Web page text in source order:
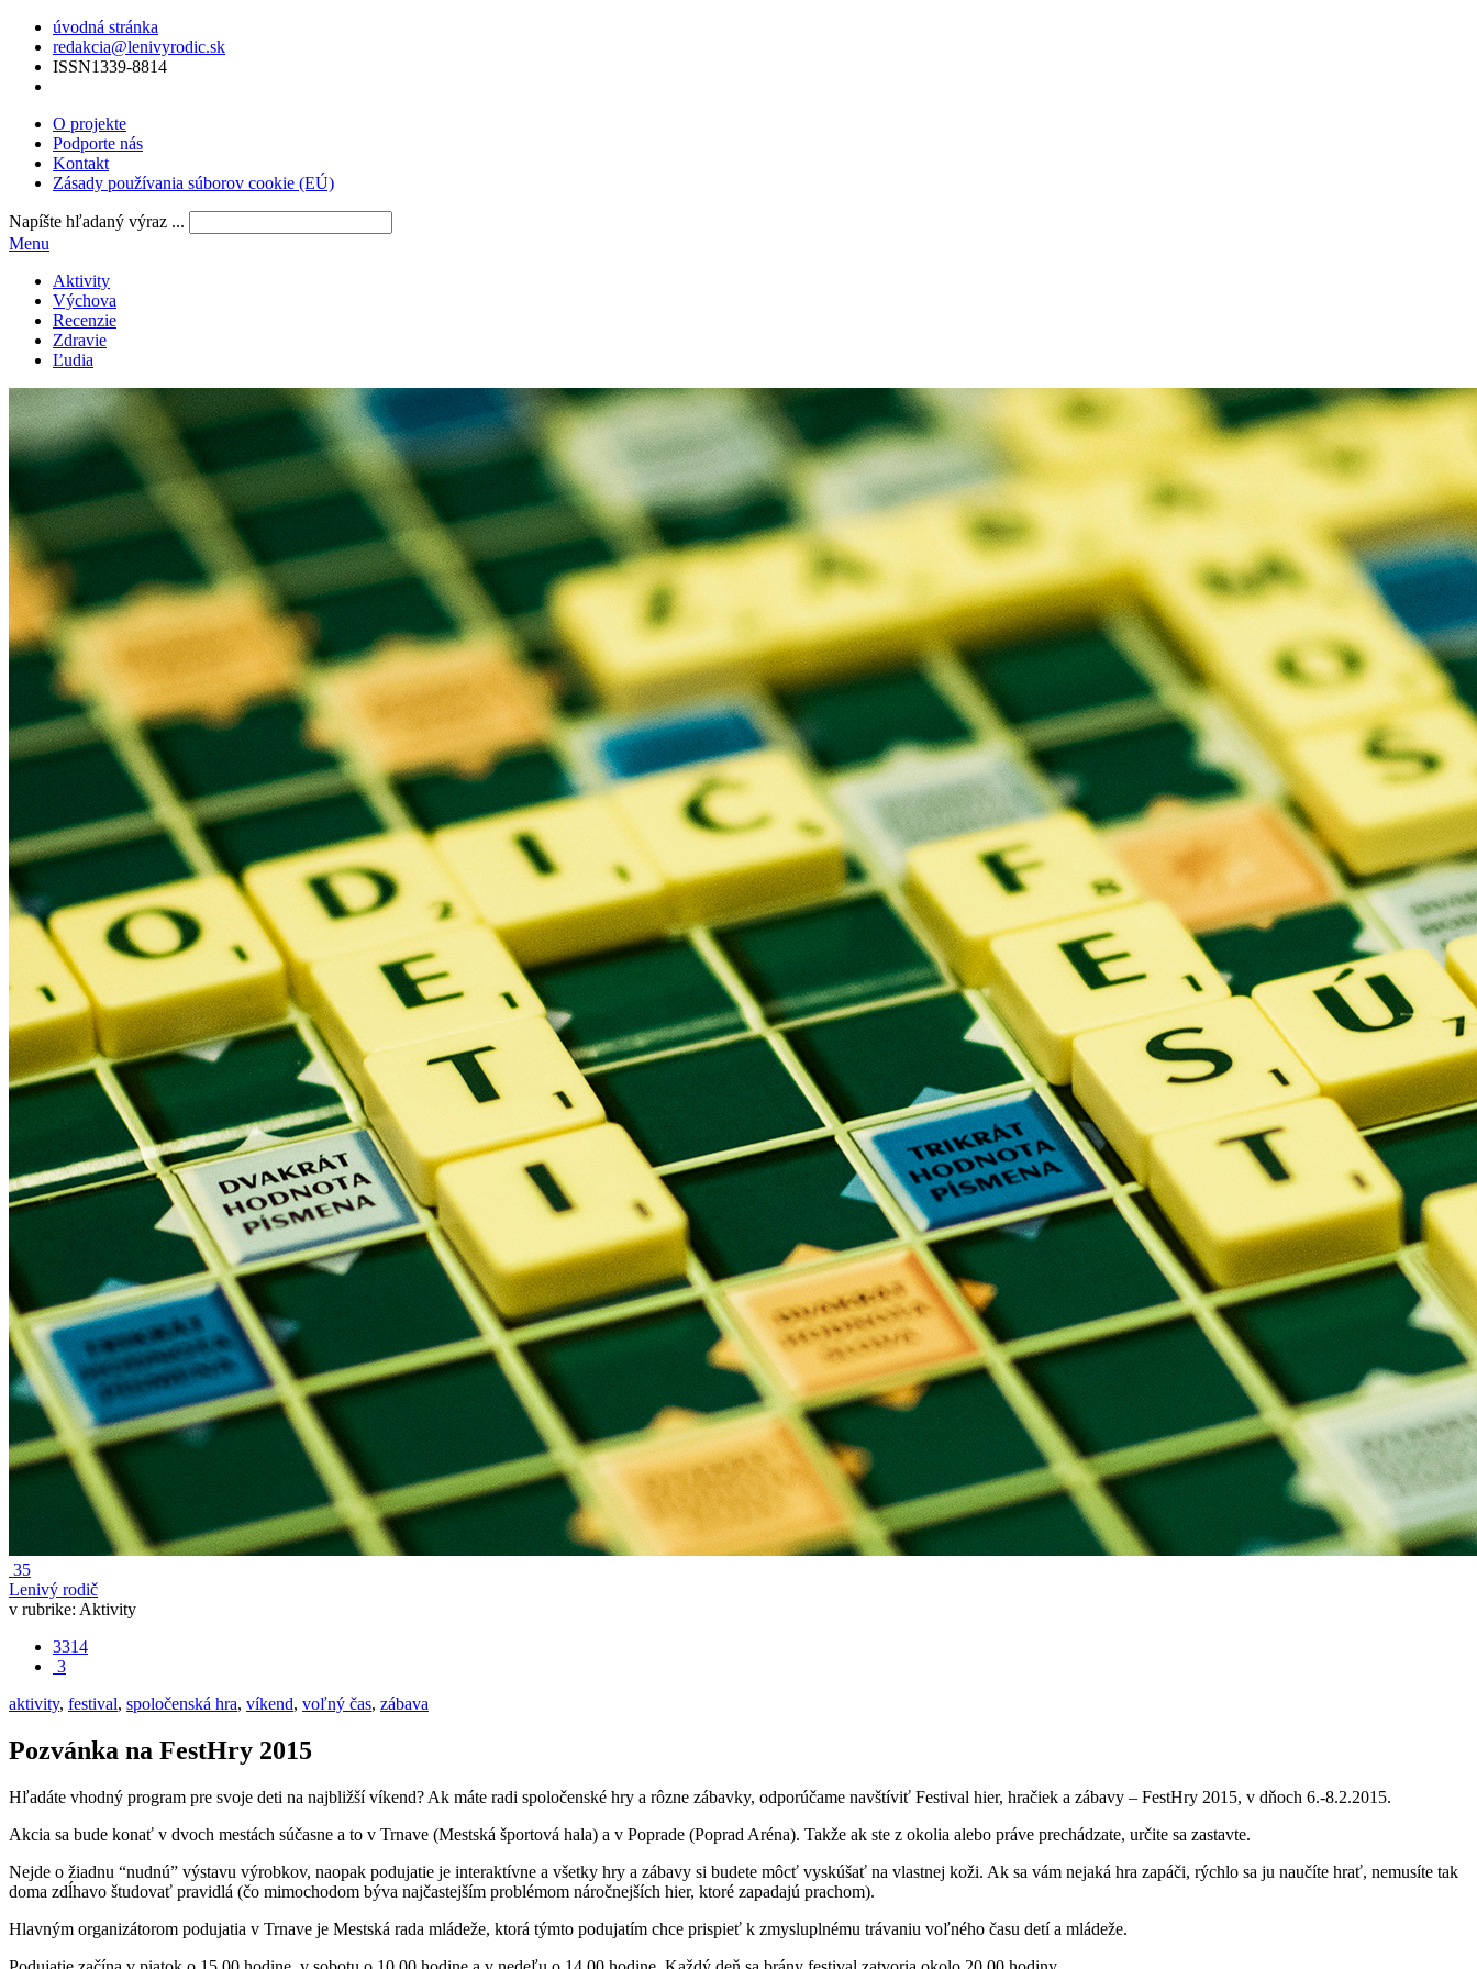
úvodná stránka
redakcia@lenivyrodic.sk
ISSN1339-8814
O projekte
Podporte nás
Kontakt
Zásady používania súborov cookie (EÚ)
Napíšte hľadaný výraz ...
Menu
Aktivity
Výchova
Recenzie
Zdravie
Ľudia
35
Lenivý rodič
v rubrike: Aktivity
3314
3
aktivity, festival, spoločenská hra, víkend, voľný čas, zábava
Pozvánka na FestHry 2015
Hľadáte vhodný program pre svoje deti na najbližší víkend? Ak máte radi spoločenské hry a rôzne zábavky, odporúčame navštíviť Festival hier, hračiek a zábavy – FestHry 2015, v dňoch 6.-8.2.2015.
Akcia sa bude konať v dvoch mestách súčasne a to v Trnave (Mestská športová hala) a v Poprade (Poprad Aréna). Takže ak ste z okolia alebo práve prechádzate, určite sa zastavte.
Nejde o žiadnu “nudnú” výstavu výrobkov, naopak podujatie je interaktívne a všetky hry a zábavy si budete môcť vyskúšať na vlastnej koži. Ak sa vám nejaká hra zapáči, rýchlo sa ju naučíte hrať, nemusíte tak
doma zdĺhavo študovať pravidlá (čo mimochodom býva najčastejším problémom náročnejších hier, ktoré zapadajú prachom).
Hlavným organizátorom podujatia v Trnave je Mestská rada mládeže, ktorá týmto podujatím chce prispieť k zmysluplnému trávaniu voľného času detí a mládeže.